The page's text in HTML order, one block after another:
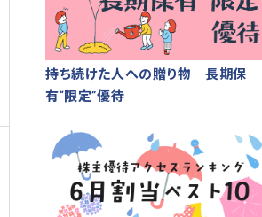
持ち続けた人への贈り物 長期保
有“限定”優待